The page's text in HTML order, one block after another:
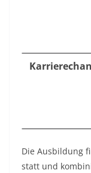
Die Ausbildung
statt und